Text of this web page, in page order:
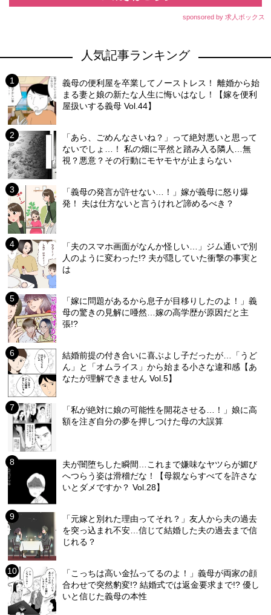
sponsored by 求人ボックス
人気記事ランキング
義母の便利屋を卒業してノーストレス！ 離婚から始
まる妻と娘の新たな人生に悔いはなし！【嫁を便利
屋扱いする義母 Vol.44】
「あら、ごめんなさいね？」って絶対悪いと思って
ないでしょ…！ 私の畑に平然と踏み入る隣人…無
視？悪意？その行動にモヤモヤが止まらない
「義母の発言が許せない…！」嫁が義母に怒り爆
発！ 夫は仕方ないと言うけれど諦めるべき？
「夫のスマホ画面がなんか怪しい…」ジム通いで別
人のように変わった!? 夫が隠していた衝撃の事実と
は
「嫁に問題があるから息子が目移りしたのよ！」義
母の驚きの見解に唖然…嫁の高学歴が原因だと主
張!?
結婚前提の付き合いに喜ぶよし子だったが…「うど
ん」と「オムライス」から始まる小さな違和感【あ
なたが理解できません Vol.5】
「私が絶対に娘の可能性を開花させる…！」娘に高
額を注ぎ自分の夢を押しつけた母の大誤算
夫が闇堕ちした瞬間…これまで嫌味なヤツらが媚び
へつらう姿は滑稽だな！【母親ならすべてを許さな
いとダメですか？ Vol.28】
「元嫁と別れた理由ってそれ？」友人から夫の過去
を突っ込まれ不安…信じて結婚した夫の過去まで信
じれる？
「こっちは高い金払ってるのよ！」義母が両家の顔
合わせで突然豹変!? 結婚式では返金要求まで!? 優し
いと信じた義母の本性